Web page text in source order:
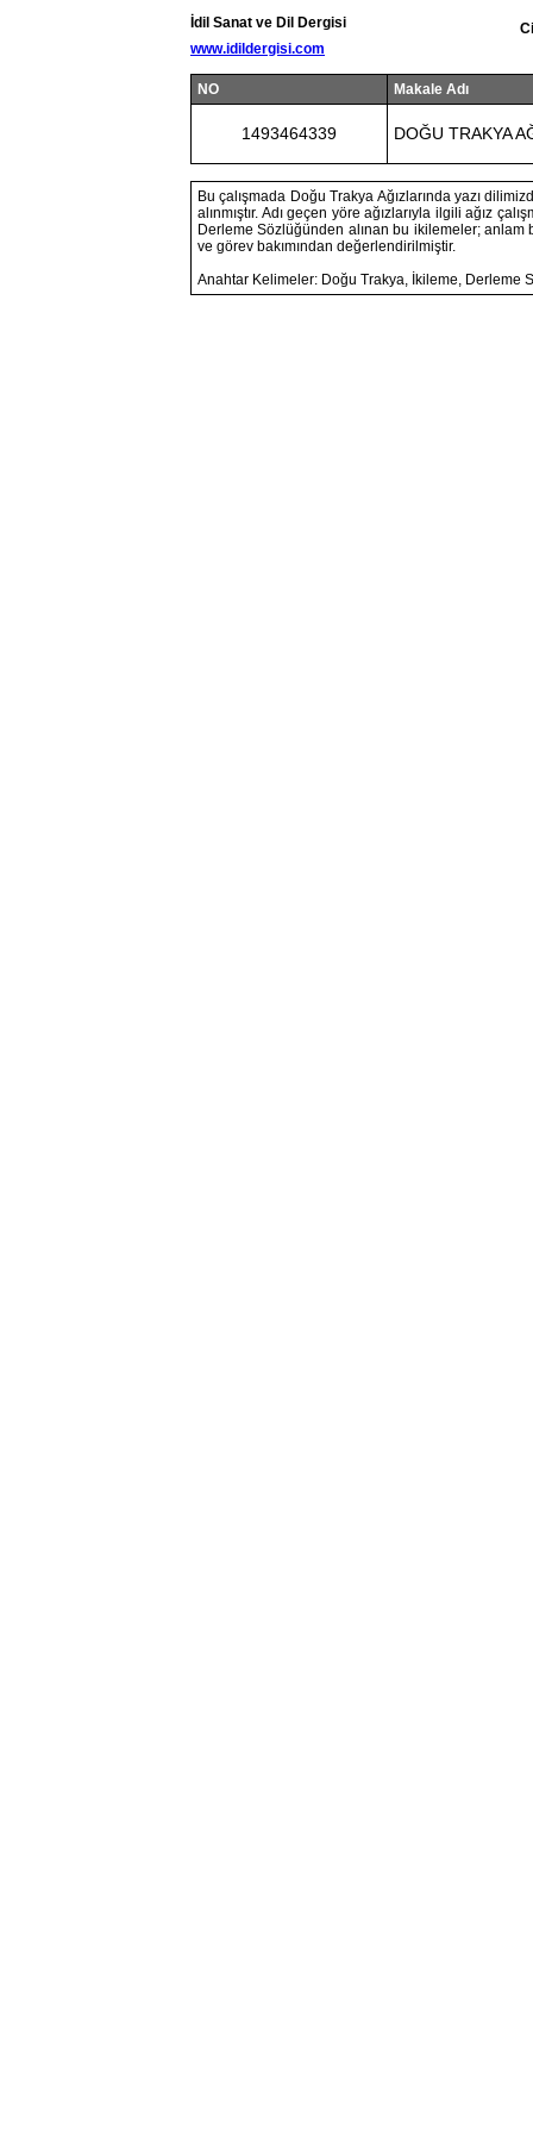
İdil Sanat ve Dil Dergisi
www.idildergisi.com
NO Makale Adı
1493464339 DOĞU TRAKYA
Bu çalışmada Doğu Trakya Ağızlarında yazı
alınmıştır. Adı geçen yöre ağızlarıyla ilgili ağız
Derleme Sözlüğünden alınan bu ikilemeler; anlam
ve görev bakımından değerlendirilmiştir.
Anahtar Kelimeler: Doğu Trakya, İkileme, Derleme